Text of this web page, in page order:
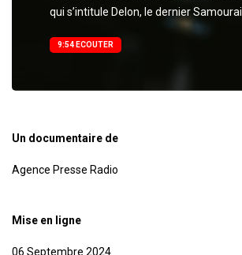
qui s’intitule Delon, le dernier Samourai.
9:54 ECOUTER
Un documentaire de
Agence Presse Radio
Mise en ligne
06 Septembre 2024